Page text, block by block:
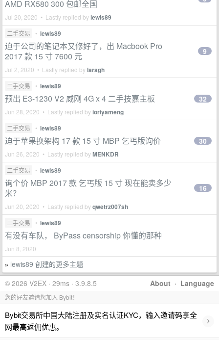
AMD RX580 300 包邮全国
Jul 20, 2020 • Lastly replied bylewis89
二手交易 • lewis89
迫于公司的笔记本又修好了，出 Macbook Pro
2017 款 15 寸 7600 元
Jul 2, 2020 • Lastly replied bylaragh
9
二手交易 • lewis89
预出 E3-1230 V2 威刚 4G x 4 二手技嘉主板
Jun 28, 2020 • Lastly replied byioriyameng
32
二手交易 • lewis89
迫于苹果换架构 17 款 15 寸 MBP 乞丐版询价
Jun 26, 2020 • Lastly replied byMENKDR
30
二手交易 • lewis89
询个价 MBP 2017 款 乞丐版 15 寸 现在能卖多少
米？
Jun 20, 2020 • Lastly replied byqwetrz007sh
16
二手交易 • lewis89
有没有车队， ByPass censorship 你懂的那种
Jun 8, 2020
» lewis89 创建的更多主题
About · Language
© 2026 V2EX · 29ms · 3.9.8.5
您的好友邀请您加入 Bybit！
Bybit交易所中国大陆注册及实名认证KYC，输入邀请码享全
网最高返佣优惠。
›